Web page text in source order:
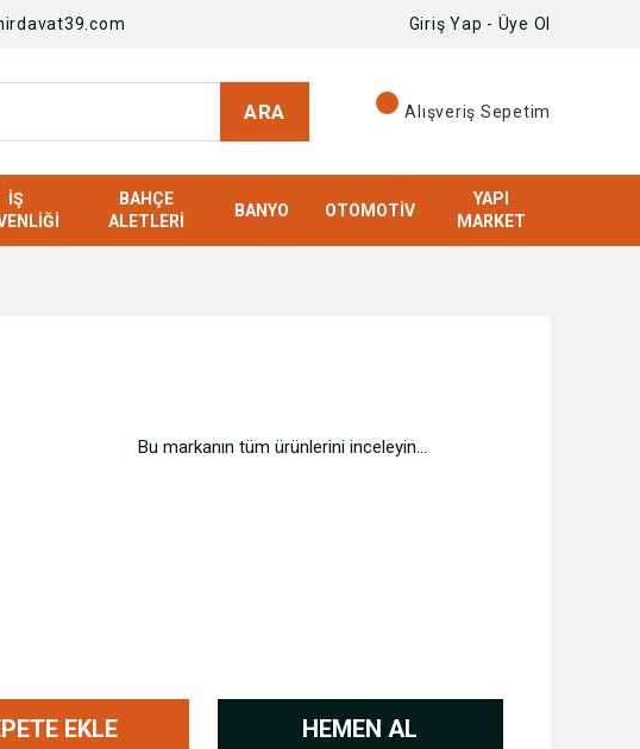
Giriş Yap - Üye Ol
ARA Alışveriş Sepetim
İŞ
BAHÇE
ALETLERI
BANYO OTOMOTIV
YAPI
MARKET
Bu markanın tüm ürünlerini inceleyin...
EKLE HEMEN AL